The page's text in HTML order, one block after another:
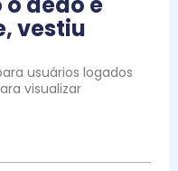
vestiu
usuários logados
visualizar